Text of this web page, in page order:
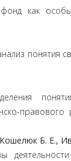
фонд как
понятия
правового
Б. Е.,